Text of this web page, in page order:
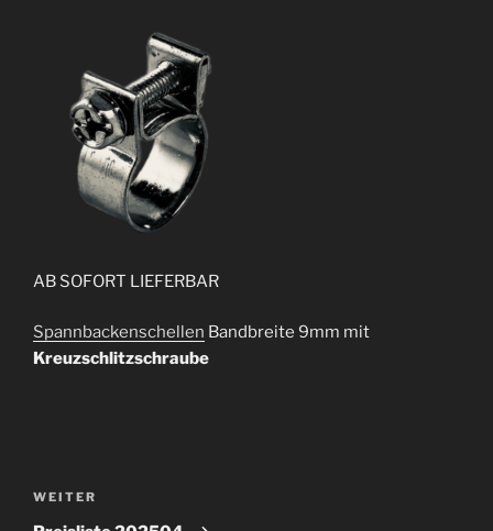
AB SOFORT LIEFERBAR
Spannbackenschellen Bandbreite 9mm mit
Kreuzschlitzschraube
Nächster
Beitrag
WEITER